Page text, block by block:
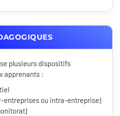
plusieurs dispositifs
apprenants :
entreprises ou intra-entreprise)